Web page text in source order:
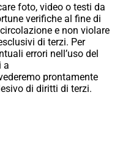
foto, video o testi da
verifiche al fine di
e non violare
di terzi. Per
errori nell’uso del
a
prontamente
di diritti di terzi.